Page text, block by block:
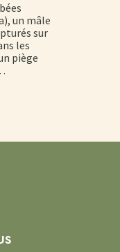
un mâle
sur
les
piège